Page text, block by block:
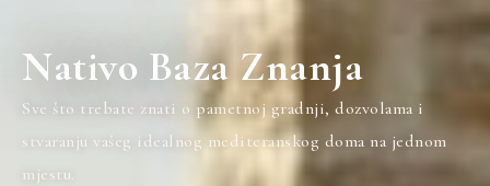
Nativo Baza Znanja
Sve što trebate znati o pametnoj gradnji, dozvolama i
stvaranju vašeg idealnog mediteranskog doma na jednom
mjestu.